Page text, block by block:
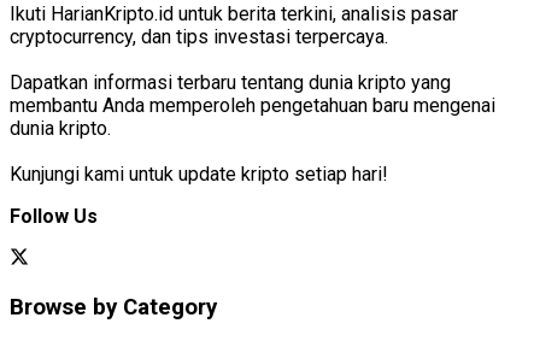
Ikuti HarianKripto.id untuk berita terkini, analisis pasar
cryptocurrency, dan tips investasi terpercaya.
Dapatkan informasi terbaru tentang dunia kripto yang
membantu Anda memperoleh pengetahuan baru mengenai
dunia kripto.
Kunjungi kami untuk update kripto setiap hari!
Follow Us
Browse by Category